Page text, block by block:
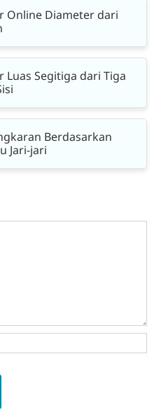
Online Diameter dari
Luas Segitiga dari Tiga
Berdasarkan
Jari-jari